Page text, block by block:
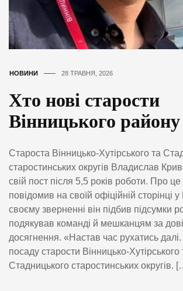
НОВИНИ 28 ТРАВНЯ, 2026
Хто нові старости
Вінницького
Староста Вінницько-Хутірського та
старостинських округів Владислав
свій пост після 5,5 років роботи. Про
повідомив на своїй офіційній сторінці
своєму зверненні він підбив підсумки
подякував команді й мешканцям за
досягнення. «Настав час рухатись
посаду старости Вінницько-Хутірського
Стадницького старостинських округів.